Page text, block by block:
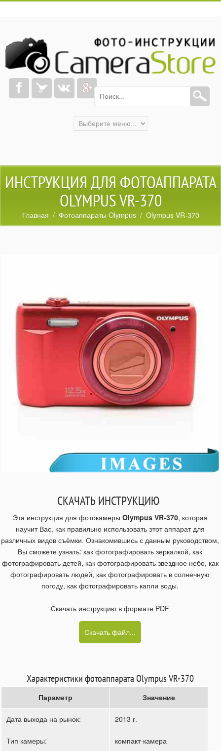
ИНСТРУКЦИЯ ДЛЯ ФОТОАППАРАТА
OLYMPUS VR-370
Главная / Фотоаппараты Olympus/ Olympus VR-370
СКАЧАТЬ ИНСТРУКЦИЮ
Эта инструкция для фотокамеры Olympus VR-370, которая
научит Вас, как правильно использовать этот аппарат для
различных видов съёмки. Ознакомившись с данным руководством,
Вы сможете узнать: как фотографировать зеркалкой, как
фотографировать детей, как фотографировать звездное небо, как
фотографировать людей, как фотографировать в солнечную
погоду, как фотографировать капли воды.
Скачать инструкцию в формате PDF
Скачать файл...
Характеристики фотоаппарата Olympus VR-370
Параметр Значение
Дата выхода на рынок: 2013 г.
Тип камеры: компакт-камера